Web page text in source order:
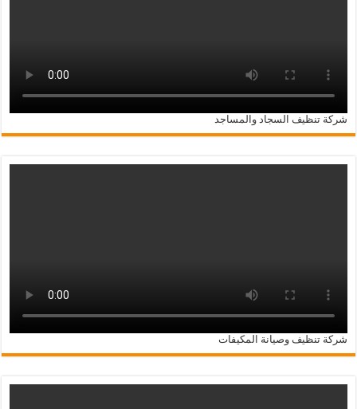
شركة تنظيف السجاد والمساجد
شركة تنظيف وصيانة المكيفات